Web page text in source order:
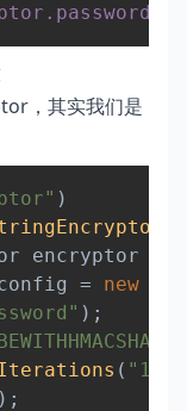
，其实我们是
)
encryptor
= new
) ;
(
) ;